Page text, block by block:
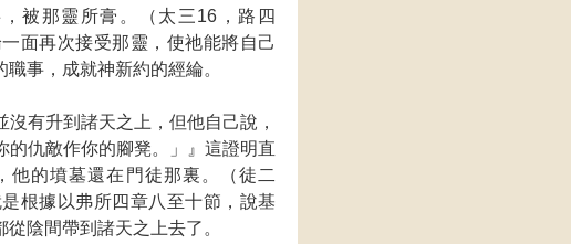
被那靈所膏。（太三16，路四
面再次接受那靈，使祂能將自己
事，成就神新約的經綸。
有升到諸天之上，但他自己說，
的仇敵作你的腳凳。」』這證明直
他的墳墓還在門徒那裏。（徒二
根據以弗所四章八至十節，說基
陰間帶到諸天之上去了。